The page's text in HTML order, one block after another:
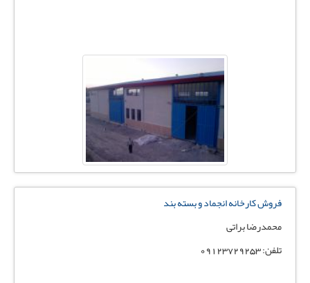
فروش کارخانه انجماد و بسته بند
محمدرضا براتی
تلفن: 09123729253